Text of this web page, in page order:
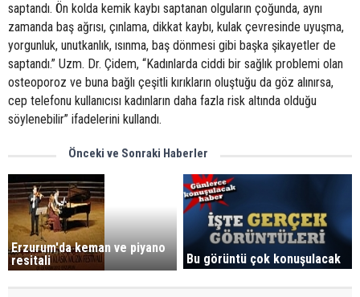
saptandı. Ön kolda kemik kaybı saptanan olguların çoğunda, aynı
zamanda baş ağrısı, çınlama, dikkat kaybı, kulak çevresinde uyuşma,
yorgunluk, unutkanlık, ısınma, baş dönmesi gibi başka şikayetler de
saptandı.” Uzm. Dr. Çidem, “Kadınlarda ciddi bir sağlık problemi olan
osteoporoz ve buna bağlı çeşitli kırıkların oluştuğu da göz alınırsa,
cep telefonu kullanıcısı kadınların daha fazla risk altında olduğu
söylenebilir” ifadelerini kullandı.
Önceki ve Sonraki Haberler
Erzurum'da keman ve piyano
resitali
Bu görüntü çok konuşulacak